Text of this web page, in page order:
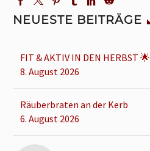
NEUESTE BEITRÄGE
FIT & AKTIV IN DEN HERBST 🌟
8. August 2026
Räuberbraten an der Kerb
6. August 2026